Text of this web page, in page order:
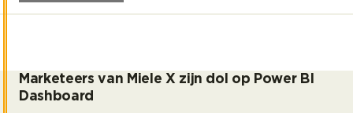
Marketeers van Miele X zijn dol op Power BI
Dashboard